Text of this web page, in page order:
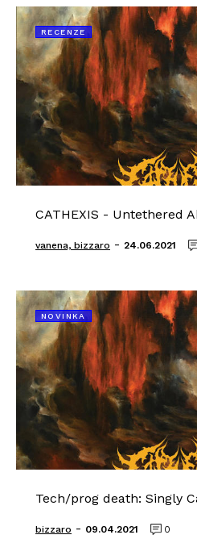
RECENZE
CATHEXIS - Untethered
vanena, bizzaro - 24.06.2021
NOVINKA
Tech/prog death: Singly
bizzaro - 09.04.2021 0